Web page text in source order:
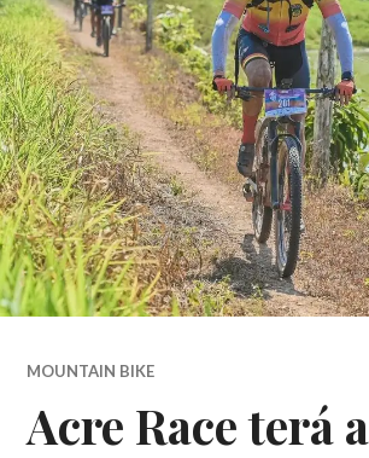
MOUNTAIN BIKE
Acre Race terá a